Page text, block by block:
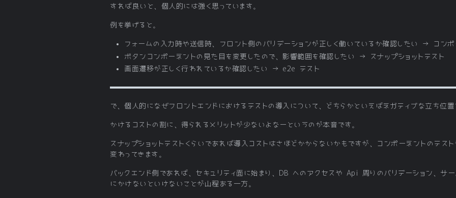
すれば良いと、個人的には強く思っています。
例を挙げると。
フォームの入力時や送信時、フロント側のバリデーションが正しく働いているか確認したい → コンポ
ボタンコンポーネントの見た目を変更したので、影響範囲を確認したい → スナップショットテスト
画面遷移が正しく行われているか確認したい → e2e テスト
で、個人的になぜフロントエンドにおけるテストの導入について、どちらかといえばネガティブな立ち位置
かけるコストの割に、得られるメリットが少ないよなーというのが本音です。
スナップショットテストくらいであれば導入コストはさほどかからないかもですが、コンポーネントのテス
変わってきます。
バックエンド側であれば、セキュリティ面に始まり、DB へのアクセスや Api 周りのバリデーション、サ
にかけないといけないことが山程ある一方。